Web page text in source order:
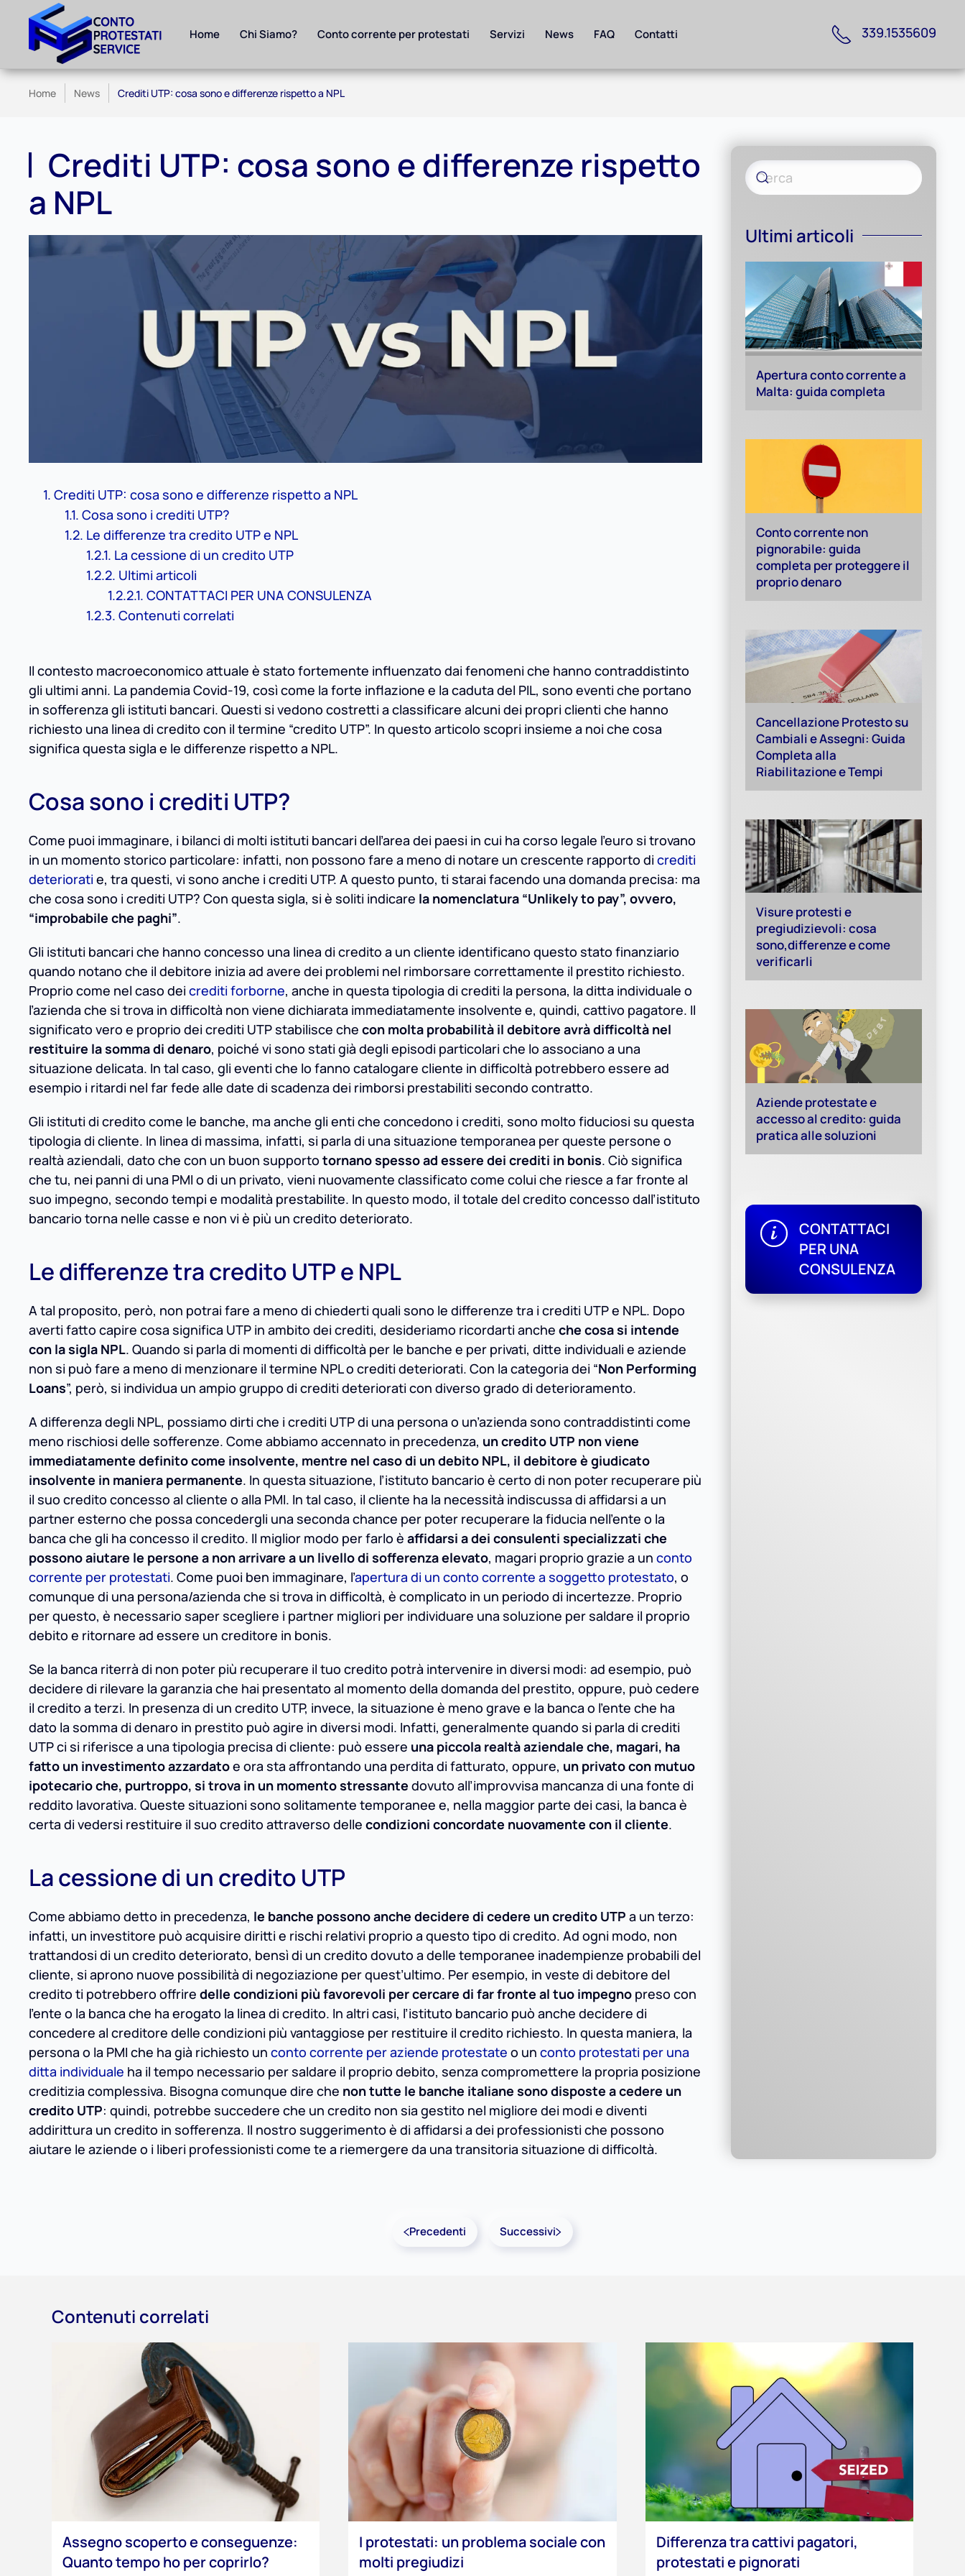
Skip to main content Home Chi Siamo? Conto corrente per protestati Servizi News FAQ Contatti 339.1535609
Home News Crediti UTP: cosa sono e differenze rispetto a NPL
Crediti UTP: cosa sono e differenze rispetto
a NPL
Crediti UTP: cosa sono e differenze rispetto a NPL
Cosa sono i crediti UTP?
Le differenze tra credito UTP e NPL
La cessione di un credito UTP
Ultimi articoli
CONTATTACI PER UNA CONSULENZA
Contenuti correlati
Il contesto macroeconomico attuale è stato fortemente influenzato dai fenomeni che hanno contraddistinto
gli ultimi anni. La pandemia Covid-19, così come la forte inflazione e la caduta del PIL, sono eventi che portano
in sofferenza gli istituti bancari. Questi si vedono costretti a classificare alcuni dei propri clienti che hanno
richiesto una linea di credito con il termine “credito UTP”. In questo articolo scopri insieme a noi che cosa
significa questa sigla e le differenze rispetto a NPL.
Cosa sono i crediti UTP?
Come puoi immaginare, i bilanci di molti istituti bancari dell’area dei paesi in cui ha corso legale l’euro si trovano
in un momento storico particolare: infatti, non possono fare a meno di notare un crescente rapporto di crediti
deteriorati e, tra questi, vi sono anche i crediti UTP. A questo punto, ti starai facendo una domanda precisa: ma
che cosa sono i crediti UTP? Con questa sigla, si è soliti indicare la nomenclatura “Unlikely to pay”, ovvero,
“improbabile che paghi”.
Gli istituti bancari che hanno concesso una linea di credito a un cliente identificano questo stato finanziario
quando notano che il debitore inizia ad avere dei problemi nel rimborsare correttamente il prestito richiesto.
Proprio come nel caso dei crediti forborne, anche in questa tipologia di crediti la persona, la ditta individuale o
l’azienda che si trova in difficoltà non viene dichiarata immediatamente insolvente e, quindi, cattivo pagatore. Il
significato vero e proprio dei crediti UTP stabilisce che con molta probabilità il debitore avrà difficoltà nel
restituire la somma di denaro, poiché vi sono stati già degli episodi particolari che lo associano a una
situazione delicata. In tal caso, gli eventi che lo fanno catalogare cliente in difficoltà potrebbero essere ad
esempio i ritardi nel far fede alle date di scadenza dei rimborsi prestabiliti secondo contratto.
Gli istituti di credito come le banche, ma anche gli enti che concedono i crediti, sono molto fiduciosi su questa
tipologia di cliente. In linea di massima, infatti, si parla di una situazione temporanea per queste persone o
realtà aziendali, dato che con un buon supporto tornano spesso ad essere dei crediti in bonis. Ciò significa
che tu, nei panni di una PMI o di un privato, vieni nuovamente classificato come colui che riesce a far fronte al
suo impegno, secondo tempi e modalità prestabilite. In questo modo, il totale del credito concesso dall’istituto
bancario torna nelle casse e non vi è più un credito deteriorato.
Le differenze tra credito UTP e NPL
A tal proposito, però, non potrai fare a meno di chiederti quali sono le differenze tra i crediti UTP e NPL. Dopo
averti fatto capire cosa significa UTP in ambito dei crediti, desideriamo ricordarti anche che cosa si intende
con la sigla NPL. Quando si parla di momenti di difficoltà per le banche e per privati, ditte individuali e aziende
non si può fare a meno di menzionare il termine NPL o crediti deteriorati. Con la categoria dei “Non Performing
Loans”, però, si individua un ampio gruppo di crediti deteriorati con diverso grado di deterioramento.
A differenza degli NPL, possiamo dirti che i crediti UTP di una persona o un’azienda sono contraddistinti come
meno rischiosi delle sofferenze. Come abbiamo accennato in precedenza, un credito UTP non viene
immediatamente definito come insolvente, mentre nel caso di un debito NPL, il debitore è giudicato
insolvente in maniera permanente. In questa situazione, l’istituto bancario è certo di non poter recuperare più
il suo credito concesso al cliente o alla PMI. In tal caso, il cliente ha la necessità indiscussa di affidarsi a un
partner esterno che possa concedergli una seconda chance per poter recuperare la fiducia nell’ente o la
banca che gli ha concesso il credito. Il miglior modo per farlo è affidarsi a dei consulenti specializzati che
possono aiutare le persone a non arrivare a un livello di sofferenza elevato, magari proprio grazie a un conto
corrente per protestati. Come puoi ben immaginare, l’apertura di un conto corrente a soggetto protestato, o
comunque di una persona/azienda che si trova in difficoltà, è complicato in un periodo di incertezze. Proprio
per questo, è necessario saper scegliere i partner migliori per individuare una soluzione per saldare il proprio
debito e ritornare ad essere un creditore in bonis.
Se la banca riterrà di non poter più recuperare il tuo credito potrà intervenire in diversi modi: ad esempio, può
decidere di rilevare la garanzia che hai presentato al momento della domanda del prestito, oppure, può cedere
il credito a terzi. In presenza di un credito UTP, invece, la situazione è meno grave e la banca o l’ente che ha
dato la somma di denaro in prestito può agire in diversi modi. Infatti, generalmente quando si parla di crediti
UTP ci si riferisce a una tipologia precisa di cliente: può essere una piccola realtà aziendale che, magari, ha
fatto un investimento azzardatoe ora sta affrontando una perdita di fatturato, oppure, un privato con mutuo
ipotecario che, purtroppo, si trova in un momento stressante dovuto all’improvvisa mancanza di una fonte di
reddito lavorativa. Queste situazioni sono solitamente temporanee e, nella maggior parte dei casi, la banca è
certa di vedersi restituire il suo credito attraverso delle condizioni concordate nuovamente con il cliente.
La cessione di un credito UTP
Come abbiamo detto in precedenza, le banche possono anche decidere di cedere un credito UTP a un terzo:
infatti, un investitore può acquisire diritti e rischi relativi proprio a questo tipo di credito. Ad ogni modo, non
trattandosi di un credito deteriorato, bensì di un credito dovuto a delle temporanee inadempienze probabili del
cliente, si aprono nuove possibilità di negoziazione per quest’ultimo. Per esempio, in veste di debitore del
credito ti potrebbero offrire delle condizioni più favorevoli per cercare di far fronte al tuo impegno preso con
l’ente o la banca che ha erogato la linea di credito. In altri casi, l’istituto bancario può anche decidere di
concedere al creditore delle condizioni più vantaggiose per restituire il credito richiesto. In questa maniera, la
persona o la PMI che ha già richiesto un conto corrente per aziende protestate o un conto protestati per una
ditta individuale ha il tempo necessario per saldare il proprio debito, senza compromettere la propria posizione
creditizia complessiva. Bisogna comunque dire che non tutte le banche italiane sono disposte a cedere un
credito UTP: quindi, potrebbe succedere che un credito non sia gestito nel migliore dei modi e diventi
addirittura un credito in sofferenza. Il nostro suggerimento è di affidarsi a dei professionisti che possono
aiutare le aziende o i liberi professionisti come te a riemergere da una transitoria situazione di difficoltà.
Ultimi articoli
Apertura conto corrente a
Malta: guida completa
Conto corrente non
pignorabile: guida
completa per proteggere il
proprio denaro
Cancellazione Protesto su
Cambiali e Assegni: Guida
Completa alla
Riabilitazione e Tempi
Visure protesti e
pregiudizievoli: cosa
sono,differenze e come
verificarli
Aziende protestate e
accesso al credito: guida
pratica alle soluzioni
CONTATTACI
PER UNA
CONSULENZA
Precedenti Successivi
Contenuti correlati
Assegno scoperto e conseguenze:
Quanto tempo ho per coprirlo?
I protestati: un problema sociale con
molti pregiudizi
Differenza tra cattivi pagatori,
protestati e pignorati